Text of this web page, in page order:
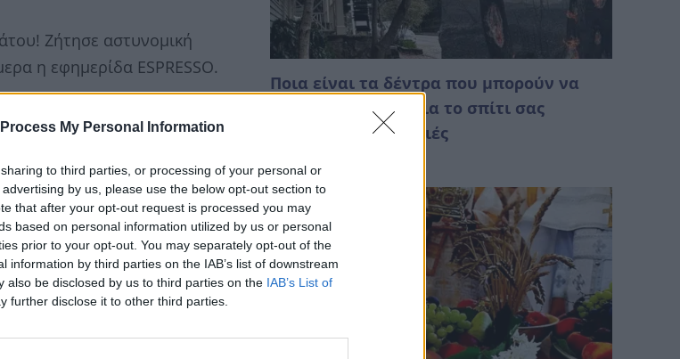
My Personal Information
to third parties, or processing of your personal or
by us, please use the below opt-out section to
that after your opt-out request is processed you may
based on personal information utilized by us or personal
prior to your opt-out. You may separately opt-out of the
information by third parties on the IAB’s list of downstream
also be disclosed by us to third parties on the IAB’s List of
further disclose it to other third parties.
Ζήτησε αστυνομική
η εφημερίδα ESPRESSO.
Ποια είναι τα δέντρα που μπορούν να
γίνουν «ασπίδα» για το σπίτι σας
απέναντι στις φωτιές